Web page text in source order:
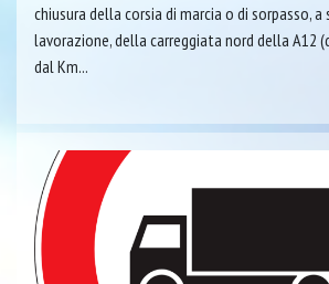
chiusura della corsia di marcia o di sorpasso,
lavorazione, della carreggiata nord della A12
dal Km...